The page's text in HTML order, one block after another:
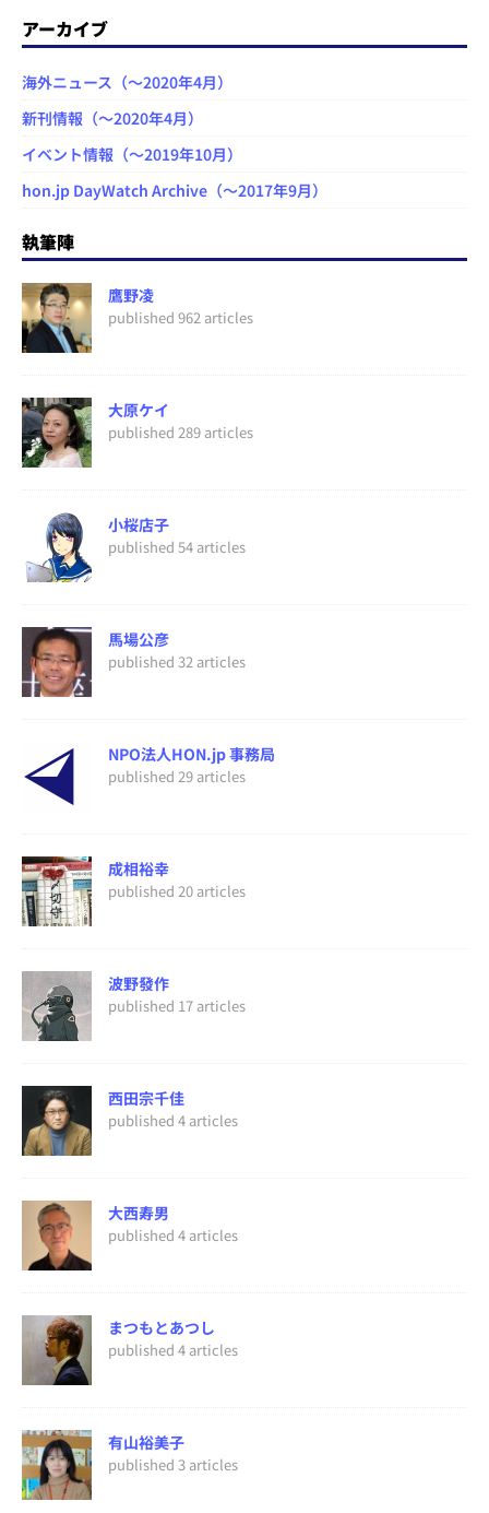
アーカイブ
海外ニュース（～2020年4月）
新刊情報（～2020年4月）
イベント情報（～2019年10月）
hon.jp DayWatch Archive（～2017年9月）
執筆陣
鷹野凌
published 962 articles
大原ケイ
published 289 articles
小桜店子
published 54 articles
馬場公彦
published 32 articles
NPO法人HON.jp 事務局
published 29 articles
成相裕幸
published 20 articles
波野發作
published 17 articles
西田宗千佳
published 4 articles
大西寿男
published 4 articles
まつもとあつし
published 4 articles
有山裕美子
published 3 articles